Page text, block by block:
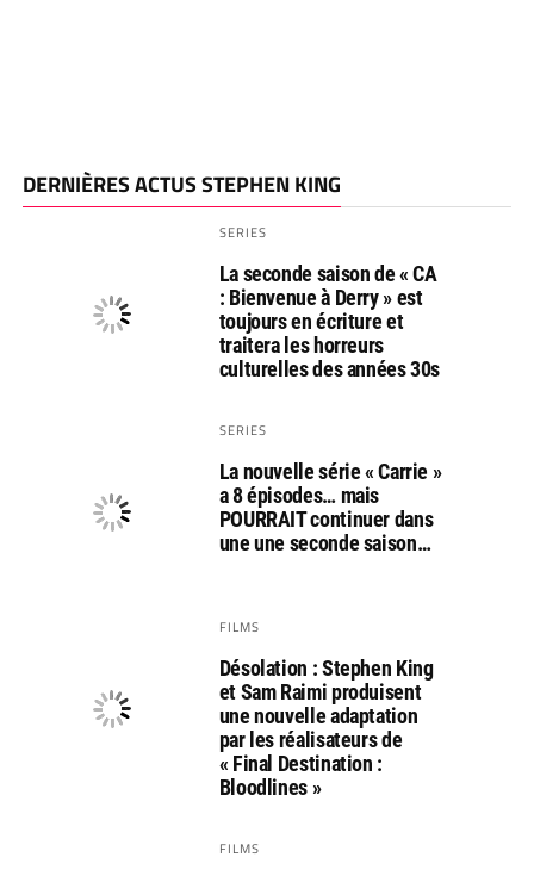
DERNIÈRES ACTUS STEPHEN KING
SERIES
La seconde saison de « CA
: Bienvenue à Derry » est
toujours en écriture et
traitera les horreurs
culturelles des années 30s
SERIES
La nouvelle série « Carrie »
a 8 épisodes… mais
POURRAIT continuer dans
une une seconde saison…
FILMS
Désolation : Stephen King
et Sam Raimi produisent
une nouvelle adaptation
par les réalisateurs de
« Final Destination :
Bloodlines »
FILMS